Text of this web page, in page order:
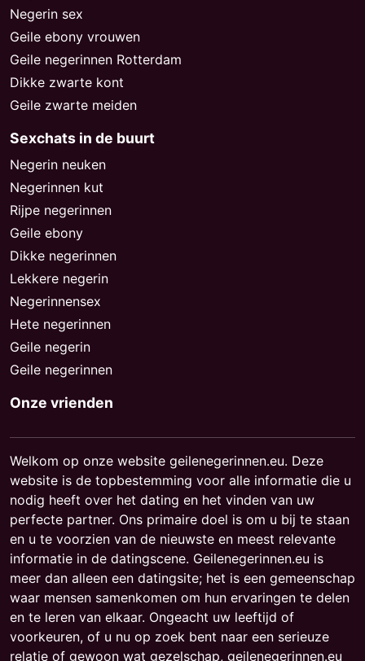
Negerin sex
Geile ebony vrouwen
Geile negerinnen Rotterdam
Dikke zwarte kont
Geile zwarte meiden
Sexchats in de buurt
Negerin neuken
Negerinnen kut
Rijpe negerinnen
Geile ebony
Dikke negerinnen
Lekkere negerin
Negerinnensex
Hete negerinnen
Geile negerin
Geile negerinnen
Onze vrienden
Welkom op onze website geilenegerinnen.eu. Deze
website is de topbestemming voor alle informatie die u
nodig heeft over het dating en het vinden van uw
perfecte partner. Ons primaire doel is om u bij te staan
en u te voorzien van de nieuwste en meest relevante
informatie in de datingscene. Geilenegerinnen.eu is
meer dan alleen een datingsite; het is een gemeenschap
waar mensen samenkomen om hun ervaringen te delen
en te leren van elkaar. Ongeacht uw leeftijd of
voorkeuren, of u nu op zoek bent naar een serieuze
relatie of gewoon wat gezelschap, geilenegerinnen.eu